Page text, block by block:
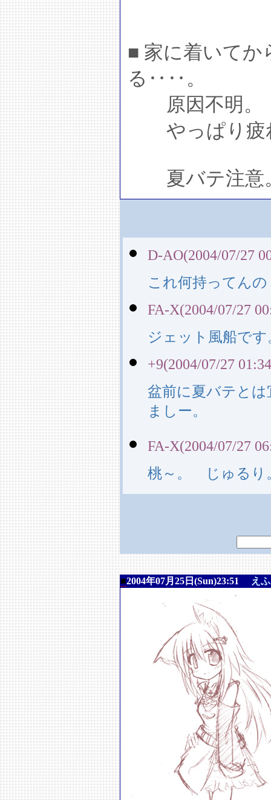
■ 家に着いて
る‥‥。
原因不明。
やっぱり疲
夏バテ注意
D-AO(2004/07/27
これ何持ってんの
FA-X(2004/07/27
ジェット風船で
+9(2004/07/27
盆前に夏バテと
ましー。
FA-X(2004/07/27
桃～。 じゅるり
■2004年07月25日(Sun)23:51 え